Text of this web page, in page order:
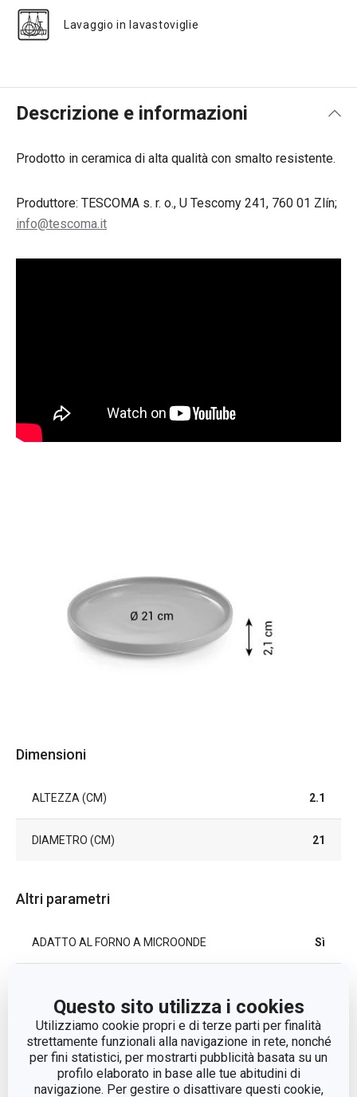
Questo sito utilizza i cookies
Utilizziamo cookie propri e di terze parti per finalità
strettamente funzionali alla navigazione in rete, nonché
per fini statistici, per mostrarti pubblicità basata su un
profilo elaborato in base alle tue abitudini di
navigazione. Per gestire o disattivare questi cookie,
Lavaggio in lavastoviglie
Descrizione e informazioni
Prodotto in ceramica di alta qualità con smalto resistente.
Produttore: TESCOMA s. r. o., U Tescomy 241, 760 01 Zlín;
info@tescoma.it
Dimensioni
ALTEZZA (CM) 2.1
DIAMETRO (CM) 21
Altri parametri
ADATTO AL FORNO A MICROONDE Sì
LINEA DI PRODOTTO TAVERNE
MATERIALE ceramica